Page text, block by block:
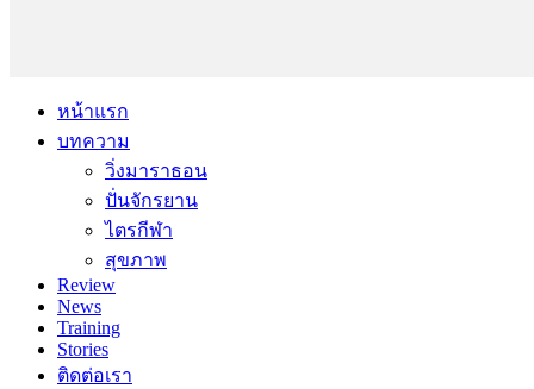
หน้าแรก
บทความ
วิ่งมาราธอน
ปั่นจักรยาน
ไตรกีฬา
สุขภาพ
Review
News
Training
Stories
ติดต่อเรา